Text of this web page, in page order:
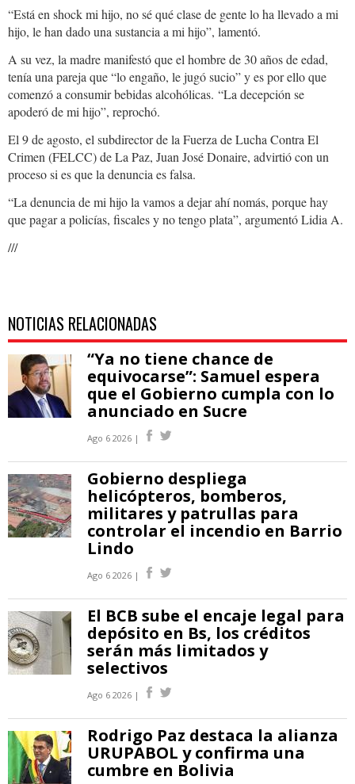
“Está en shock mi hijo, no sé qué clase de gente lo ha llevado a mi
hijo, le han dado una sustancia a mi hijo”, lamentó.
A su vez, la madre manifestó que el hombre de 30 años de edad,
tenía una pareja que “lo engaño, le jugó sucio” y es por ello que
comenzó a consumir bebidas alcohólicas. “La decepción se
apoderó de mi hijo”, reprochó.
El 9 de agosto, el subdirector de la Fuerza de Lucha Contra El
Crimen (FELCC) de La Paz, Juan José Donaire, advirtió con un
proceso si es que la denuncia es falsa.
“La denuncia de mi hijo la vamos a dejar ahí nomás, porque hay
que pagar a policías, fiscales y no tengo plata”, argumentó Lidia A.
///
NOTICIAS RELACIONADAS
“Ya no tiene chance de
equivocarse”: Samuel espera
que el Gobierno cumpla con lo
anunciado en Sucre
Ago 6 2026 |
Gobierno despliega
helicópteros, bomberos,
militares y patrullas para
controlar el incendio en Barrio
Lindo
Ago 6 2026 |
El BCB sube el encaje legal para
depósito en Bs, los créditos
serán más limitados y
selectivos
Ago 6 2026 |
Rodrigo Paz destaca la alianza
URUPABOL y confirma una
cumbre en Bolivia